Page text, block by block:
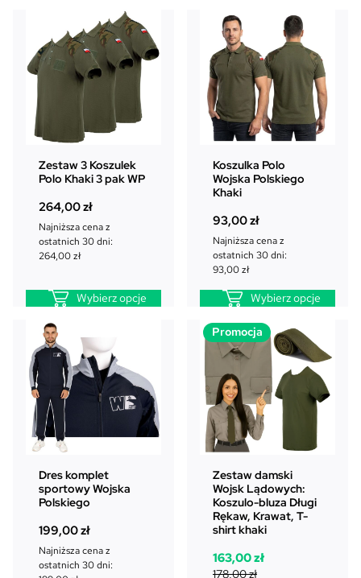
c
e
o
s
ł
a
:
3
0
z
.
e
n
s
i
2
4
,
9
.
Zestaw 3 Koszulek
Polo Khaki 3 pak WP
264,00zł
Najniższa cena z
ostatnich 30 dni:
264,00zł
Wybierz opcje
Koszulka Polo
Wojska Polskiego
Khaki
93,00zł
Najniższa cena z
ostatnich 30 dni:
93,00zł
Wybierz opcje
Dres komplet
sportowy Wojska
Polskiego
199,00zł
Najniższa cena z
ostatnich 30 dni:
PromocjaP
d
u
k
t
r
o
m
o
c
Zestaw damski
Wojsk Lądowych:
Koszulo-bluza Długi
Rękaw, Krawat, T-
shirt khaki
178,00zł
P
i
163,00zł
A
k